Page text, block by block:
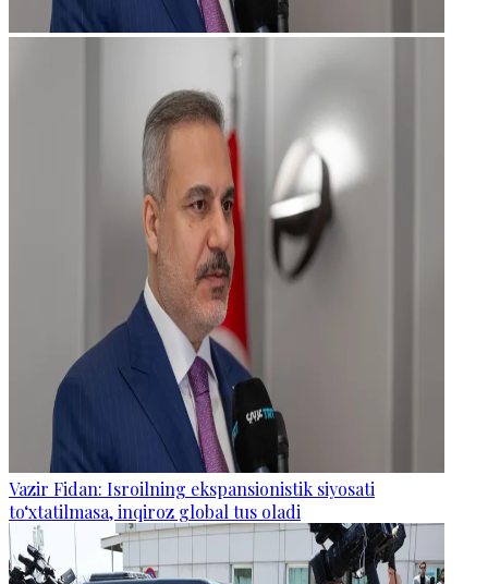
Vazir Fidan: Isroilning ekspansionistik siyosati
to‘xtatilmasa, inqiroz global tus oladi